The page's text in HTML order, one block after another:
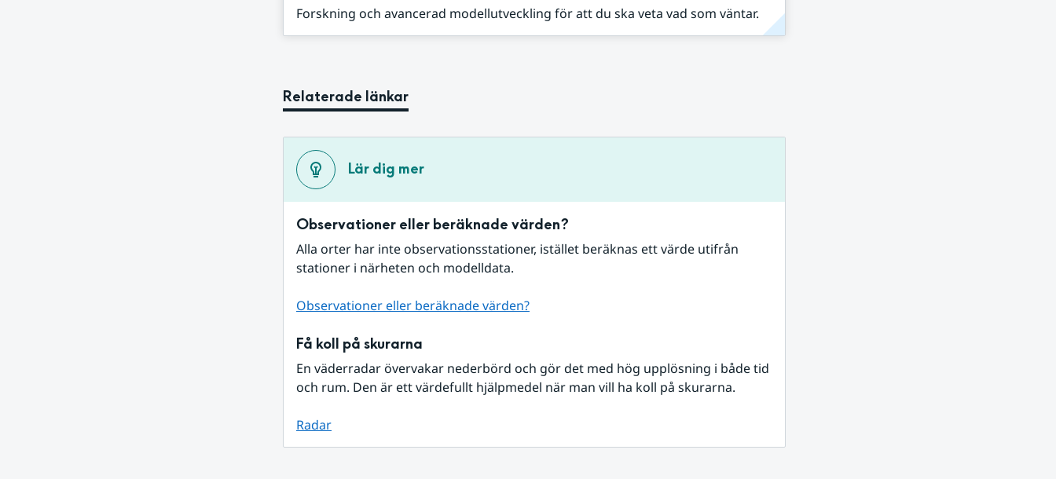
Forskning och avancerad modellutveckling för att du ska veta vad som väntar.
Relaterade länkar
Lär dig mer
Observationer eller beräknade värden?
Alla orter har inte observationsstationer, istället beräknas ett värde utifrån
stationer i närheten och modelldata.
Observationer eller beräknade värden?
Få koll på skurarna
En väderradar övervakar nederbörd och gör det med hög upplösning i både tid
och rum. Den är ett värdefullt hjälpmedel när man vill ha koll på skurarna.
Radar